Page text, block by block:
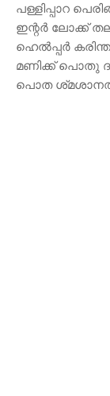
പള്ളിപ്പാറ
ഇന്റർ ലോക്ക്
ഹെൽപ്പർ
മണിക്ക് പൊതു
പൊത